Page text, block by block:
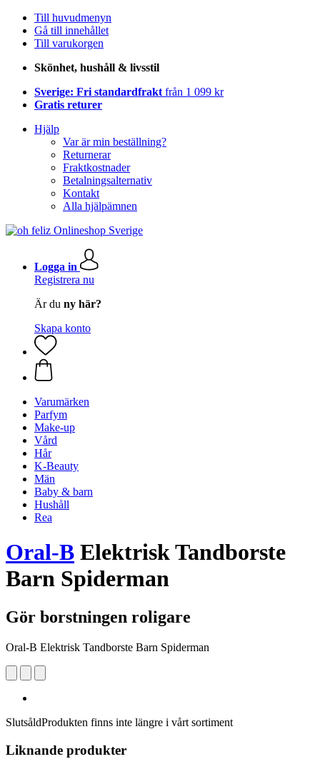
Till huvudmenyn
Gå till innehållet
Till varukorgen
Skönhet, hushåll & livsstil
Sverige: Fri standardfrakt från 1 099 kr
Gratis returer
Hjälp
Var är min beställning?
Returnerar
Fraktkostnader
Betalningsalternativ
Kontakt
Alla hjälpämnen
Logga in
Registrera nu
Är du ny här?
Skapa konto
Varumärken
Parfym
Make-up
Vård
Hår
K-Beauty
Män
Baby & barn
Hushåll
Rea
Oral-B Elektrisk Tandborste
Barn Spiderman
Gör borstningen roligare
Oral-B Elektrisk Tandborste Barn Spiderman
SlutsåldProdukten finns inte längre i vårt sortiment
Liknande produkter